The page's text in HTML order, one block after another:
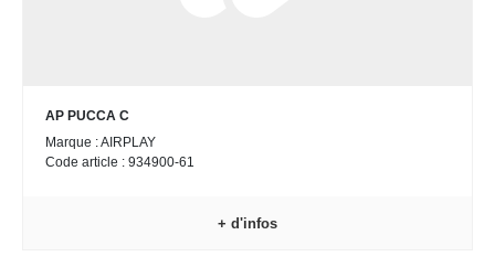
AP PUCCA C
Marque : AIRPLAY
Code article : 934900-61
+ d'infos